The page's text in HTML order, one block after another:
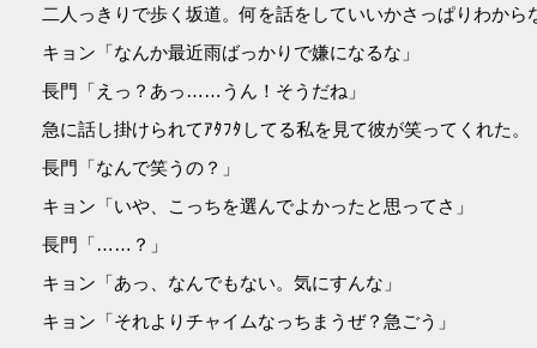
二人っきりで歩く坂道。何を話をしていいかさっぱりわか
キョン「なんか最近雨ばっかりで嫌になるな」
長門「えっ？あっ……うん！そうだね」
急に話し掛けられてｱﾀﾌﾀしてる私を見て彼が笑ってくれた。
長門「なんで笑うの？」
キョン「いや、こっちを選んでよかったと思ってさ」
長門「……？」
キョン「あっ、なんでもない。気にすんな」
キョン「それよりチャイムなっちまうぜ？急ごう」